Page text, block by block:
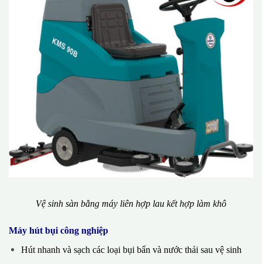
Vệ sinh sàn bằng máy liên hợp lau kết hợp làm khô
Máy hút bụi công nghiệp
Hút nhanh và sạch các loại bụi bẩn và nước thải sau vệ sinh